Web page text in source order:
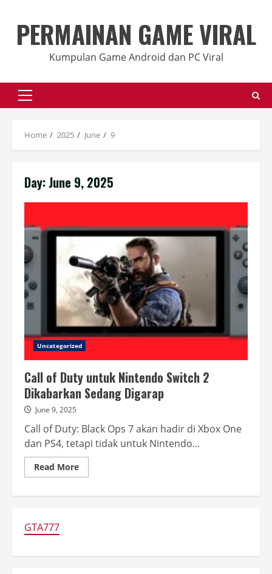
contentPERMAINAN GAME VIRAL
Kumpulan Game Android dan PC Viral
Primary
Home 2025 June 9
Day: June 9, 2025
Uncategorized
Call of Duty untuk Nintendo Switch 2
Dikabarkan Sedang Digarap
June 9, 2025
Call of Duty: Black Ops 7 akan hadir di Xbox One
dan PS4, tetapi tidak untuk Nintendo...
Read MoreRead
more
Sedang
GTA777